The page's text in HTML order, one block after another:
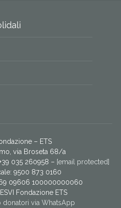
– ETS
via Broseta 68/a
035 260958 – [email protected]
9500 873 0160
09606 100000000060
Fondazione ETS
donatori via WhatsApp